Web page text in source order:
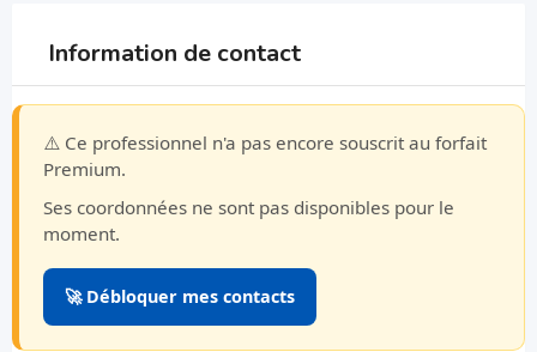
Information de contact
⚠️ Ce professionnel n'a pas encore souscrit au forfait
Premium.
Ses coordonnées ne sont pas disponibles pour le
moment.
🚀 Débloquer mes contacts